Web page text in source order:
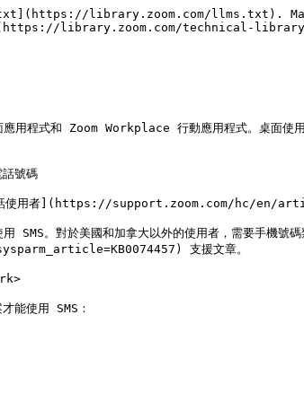
library.zoom.com/llms.txt).
library.zoom.com/technical-library/
程式和 Zoom Workplace 行動應用程式。桌面
號碼
電話使用者](https://support.zoom.com/hc/en/
SMS。對於美國和加拿大以外的使用者，需要手機號
支援文章。
能使用 SMS：